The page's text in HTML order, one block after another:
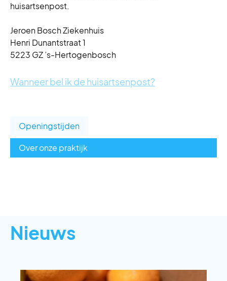
huisartsenpost.
Jeroen Bosch Ziekenhuis
Henri Dunantstraat 1
5223 GZ ’s-Hertogenbosch
Wanneer bel ik de huisartsenpost?
Openingstijden
Over onze praktijk
Nieuws